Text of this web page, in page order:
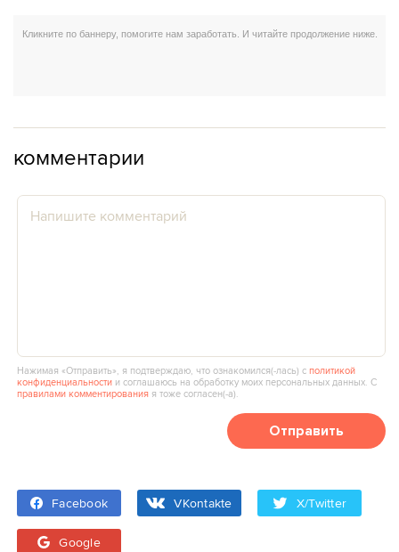
комментарии
Нажимая «Отправить», я подтверждаю, что ознакомился(‑лась) сполитикой
конфиденциальности и соглашаюсь на обработку моих персональных данных. С
правилами комментирования я тоже согласен(‑а).
Отправить
Facebook VKontakte X/Twitter
Google